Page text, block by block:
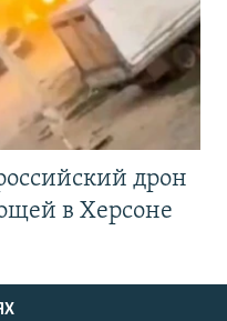
дрон
в Херсоне